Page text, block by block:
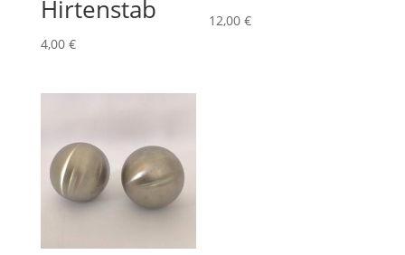
Hirtenstab
4,00 €
12,00€